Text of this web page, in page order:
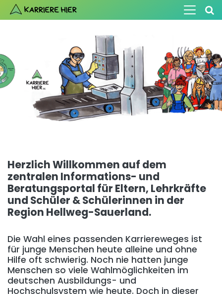
Herzlich Willkommen auf dem
zentralen Informations- und
Beratungsportal für Eltern, Lehrkräfte
und Schüler & Schülerinnen in der
Region Hellweg-Sauerland.
Die Wahl eines passenden Karriereweges ist
für junge Menschen heute alleine und ohne
Hilfe oft schwierig. Noch nie hatten junge
Menschen so viele Wahlmöglichkeiten im
deutschen Ausbildungs- und
Hochschulsystem wie heute. Doch in dieser